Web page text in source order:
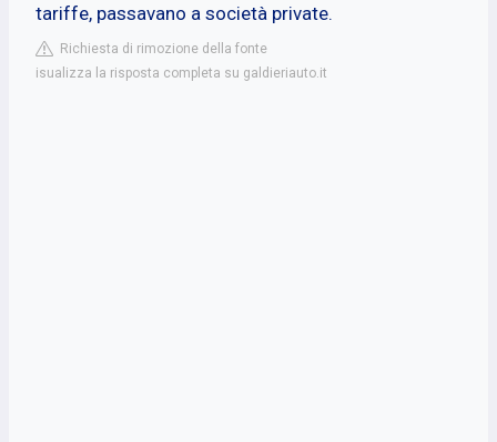
tariffe, passavano a società private.
Richiesta di rimozione della fonte
isualizza la risposta completa su galdieriauto.it